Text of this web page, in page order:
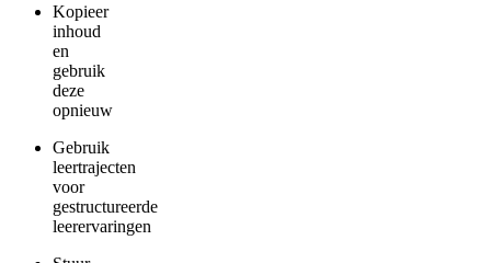
Kopieer
inhoud
en
gebruik
deze
opnieuw
Gebruik
leertrajecten
voor
gestructureerde
leerervaringen